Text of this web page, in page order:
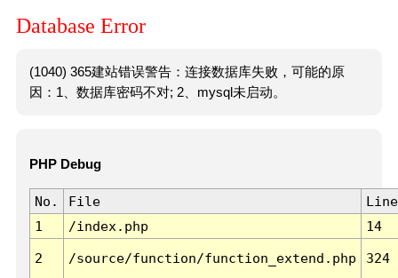
Database Error
(1040) 365建站错误警告：连接数据库失败，可能的原
因：1、数据库密码不对; 2、mysql未启动。
PHP Debug
No. File
Line
1
/index.php 14
2 /source/function/function_extend.php 324